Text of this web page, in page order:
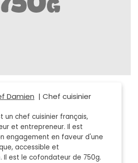
Damien | Chef cuisinier
un chef cuisinier français,
et entrepreneur. Il est
engagement en faveur d'une
accessible et
Il est le cofondateur de 750g.